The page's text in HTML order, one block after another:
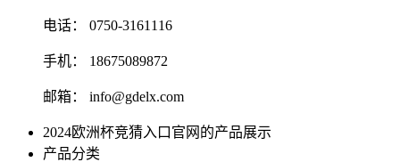
电话： 0750-3161116
手机： 18675089872
邮箱： info@gdelx.com
2024欧洲杯竞猜入口官网的产品展示
产品分类